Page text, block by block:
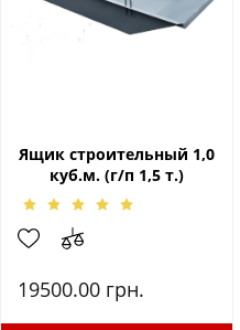
Ящик строительный 1,0
куб.м. (г/п 1,5 т.)
19500.00 грн.